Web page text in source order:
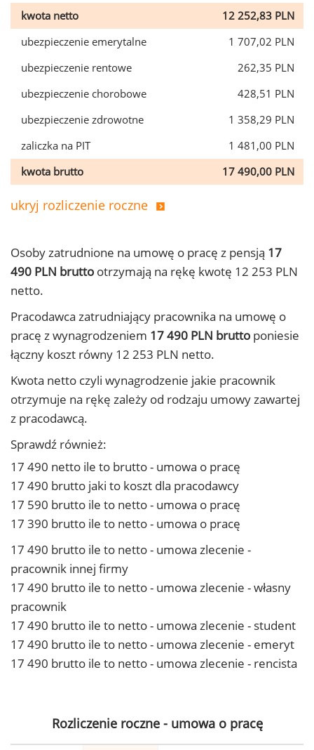
kwota netto
12 252,83 PLN
ubezpieczenie emerytalne
1 707,02 PLN
ubezpieczenie rentowe
262,35 PLN
ubezpieczenie chorobowe
428,51 PLN
ubezpieczenie zdrowotne
1 358,29 PLN
zaliczka na PIT
1 481,00 PLN
kwota brutto
17 490,00 PLN
ukryj rozliczenie roczne
Osoby zatrudnione na umowę o pracę z pensją 17
490 PLN brutto otrzymają na rękę kwotę 12 253 PLN
netto.
Pracodawca zatrudniający pracownika na umowę o
pracę z wynagrodzeniem 17 490 PLN brutto poniesie
łączny koszt równy 12 253 PLN netto.
Kwota netto czyli wynagrodzenie jakie pracownik
otrzymuje na rękę zależy od rodzaju umowy zawartej
z pracodawcą.
Sprawdź również:
17 490 netto ile to brutto - umowa o pracę
17 490 brutto jaki to koszt dla pracodawcy
17 590 brutto ile to netto - umowa o pracę
17 390 brutto ile to netto - umowa o pracę
17 490 brutto ile to netto - umowa zlecenie -
pracownik innej firmy
17 490 brutto ile to netto - umowa zlecenie - własny
pracownik
17 490 brutto ile to netto - umowa zlecenie - student
17 490 brutto ile to netto - umowa zlecenie - emeryt
17 490 brutto ile to netto - umowa zlecenie - rencista
Rozliczenie roczne - umowa o pracę